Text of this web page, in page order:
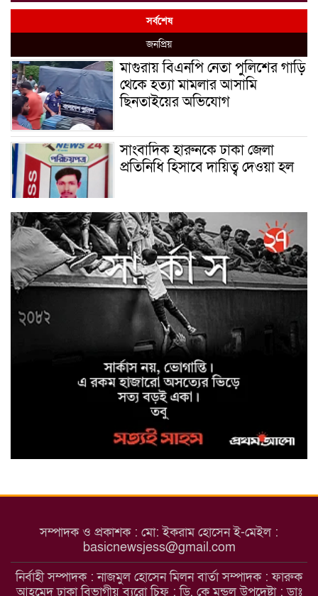
সর্বশেষ
জনপ্রিয়
মাগুরায় বিএনপি নেতা পুলিশের গাড়ি
থেকে হত্যা মামলার আসামি
ছিনতাইয়ের অভিযোগ
সাংবাদিক হারুনকে ঢাকা জেলা
প্রতিনিধি হিসাবে দায়িত্ব দেওয়া হল
বিশ্ব বাঘ দিবস উপলক্ষে
বুড়িগোয়ালিনীতে লির্ডাসের
আয়োজনে আলোচনা সভা অনুষ্ঠিত
সাইবার ক্রাইম ইনভেস্টিগেশন সেল,
উদ্যোগে উদ্ধারকৃত আইফোন সহ
৩৫টি মোবাইল ফোন ও বিকাশ
প্রতারণার ৫০,০০০/- হস্তান্তর
মাগুরা জেলা পুলিশ সুপারের উদ্যোগে
ফরিদপুর জেলার কামারখালী টোল
প্লাজা এলাকা থেকে নিখোঁজ শিশু
আয়েশা নূর উদ্ধার
মাগুরায় উন্নত জাতের গাভী পালনে
অনুষ্ঠান
মাগুরা মঘী ইউনিয়নের পদক পাওয়া
শিক্ষার্থীকে শিবিরের উপহার
সম্পাদক ও প্রকাশক : মো: ইকরাম হোসেন ই-মেইল :
basicnewsjess@gmail.com
নির্বাহী সম্পাদক : নাজমুল হোসেন মিলন বার্তা সম্পাদক : ফারুক
আহমেদ ঢাকা বিভাগীয় ব্যুরো চিফ : ডি. কে মন্ডল উপদেষ্টা : ডাঃ